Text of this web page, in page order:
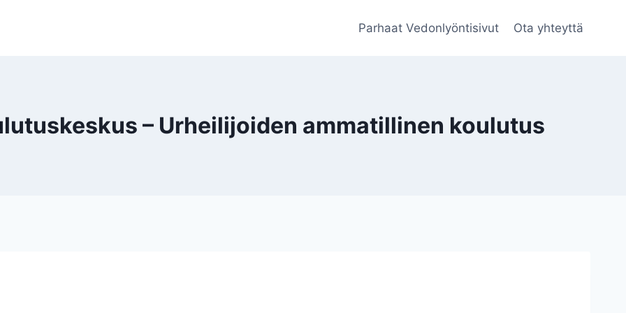
Parhaat Vedonlyöntisivut Ota yhteyttä
– Urheilijoiden ammatillinen koulutus